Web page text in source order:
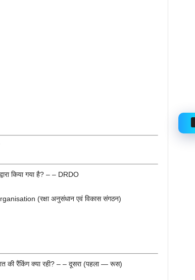
किया गया है? – – DRDO
(रक्षा अनुसंधान एवं विकास संगठन)
की रैंकिंग क्या रही? – – दूसरा (पहला — रूस)